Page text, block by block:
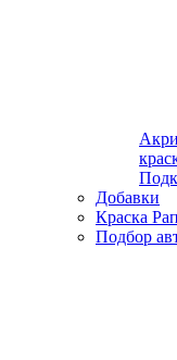
Добавки
Краска
Подбор